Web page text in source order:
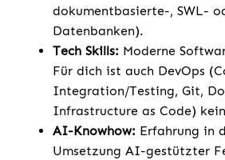
dokumentbasierte-, SWL-
Datenbanken).
Tech Skills: Moderne
Für dich ist auch DevOps
Integration/Testing, Git,
Infrastructure as Code)
AI-Knowhow: Erfahrung in
Umsetzung AI-gestützter